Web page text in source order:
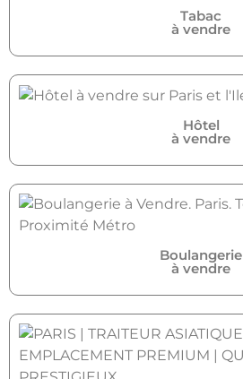
Tabac
à vendre
Hôtel
à vendre
Boulangerie
à vendre